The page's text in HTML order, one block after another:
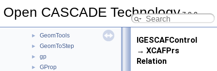
Open CASCADE Technology7.9.0
GeomProjLib
► GeomTools
► GeomToStep
► gp
► GProp
IGESCAFControl
→ XCAFPrs
Relation